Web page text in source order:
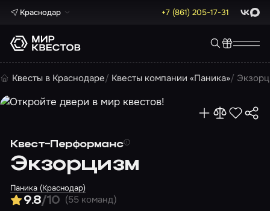
Краснодар +7 (861) 205-17-31 Max
Квесты в Краснодаре Квесты компании «Паника»
Квест-Перформанс
Экзорцизм
Паника (Краснодар)
9.8/10 (55 команд)